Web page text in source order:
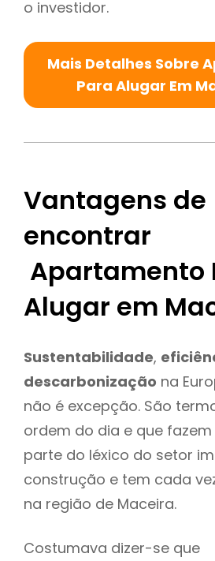
o investidor.
Mais Detalhes Sobre
Para Alugar Em
Vantagens de
encontrar
Apartamento
Alugar em
Sustentabilidade,
descarbonização na
não é excepção. São
ordem do dia e que
parte do léxico do setor
construção e tem cada
na região de Maceira.
Costumava dizer-se que